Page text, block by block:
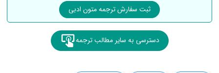
ثبت سفارش ترجمه متون ادبی
دسترسی به سایر مطالب ترجمه